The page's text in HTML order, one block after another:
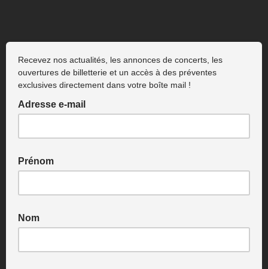
Recevez nos actualités, les annonces de concerts, les
ouvertures de billetterie et un accès à des préventes
exclusives directement dans votre boîte mail !
Adresse e-mail
Prénom
Nom